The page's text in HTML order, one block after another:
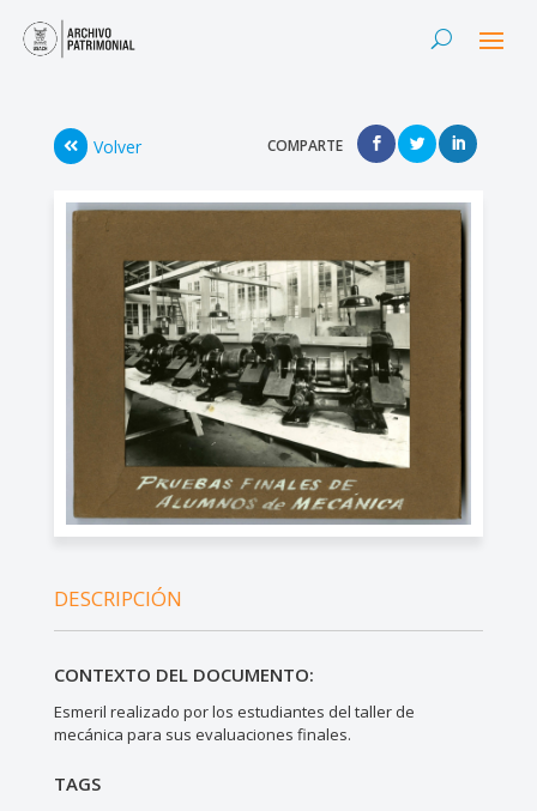
Volver COMPARTE
DESCRIPCIÓN
CONTEXTO DEL DOCUMENTO:
Esmeril realizado por los estudiantes del taller de
mecánica para sus evaluaciones finales.
TAGS